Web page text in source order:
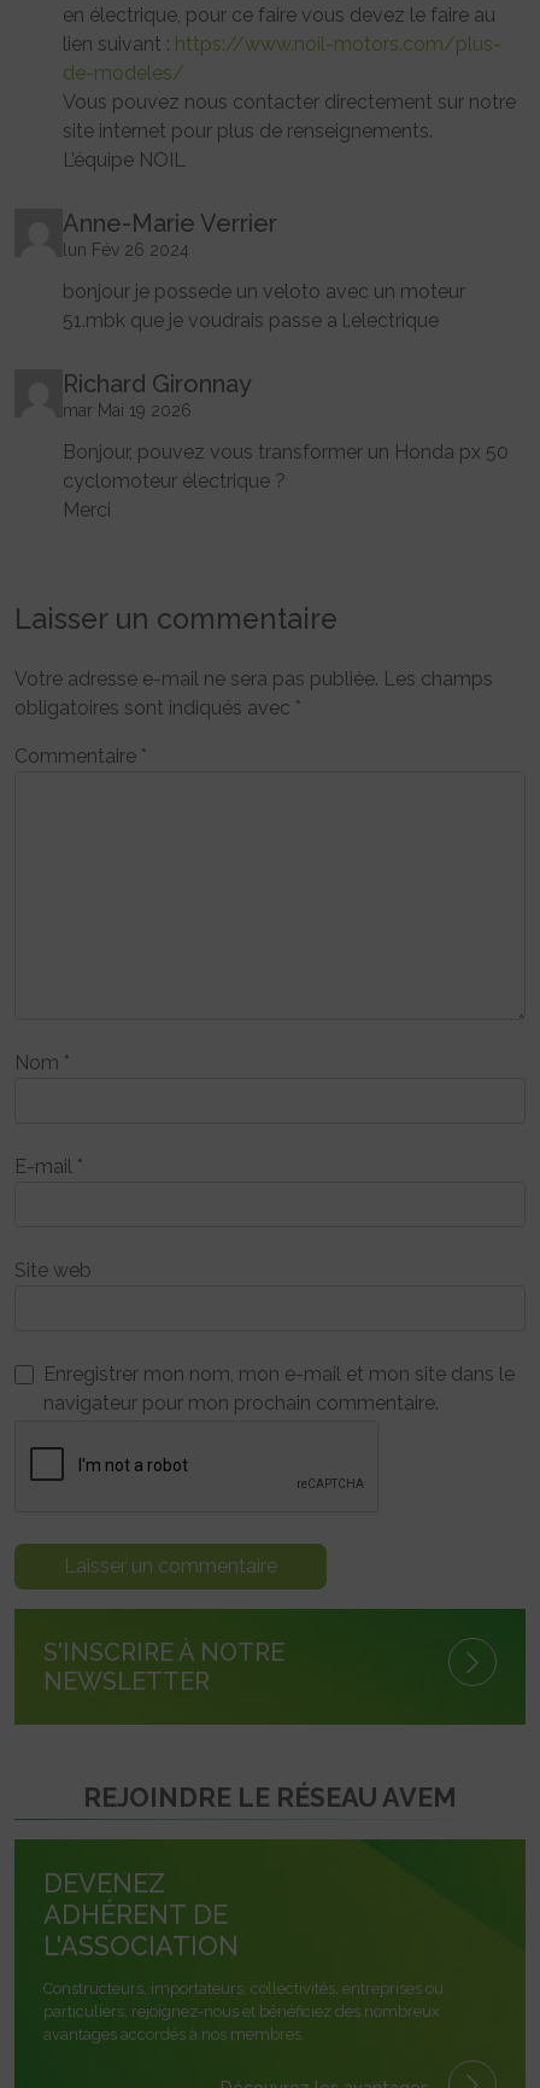
en électrique, pour ce faire vous devez le faire au
lien suivant : https://www.noil-motors.com/plus-
de-modeles/
Vous pouvez nous contacter directement sur notre
site internet pour plus de renseignements.
L’équipe NOIL
Anne-Marie Verrier
lun Fév 26 2024
bonjour je possede un veloto avec un moteur
51.mbk que je voudrais passe a l.electrique
Richard Gironnay
mar Mai 19 2026
Bonjour, pouvez vous transformer un Honda px 50
cyclomoteur électrique ?
Merci
Laisser un commentaire
Votre adresse e-mail ne sera pas publiée. Les champs
obligatoires sont indiqués avec *
Commentaire *
Nom *
E-mail *
Site web
Enregistrer mon nom, mon e-mail et mon site dans le
navigateur pour mon prochain commentaire.
S'INSCRIRE À NOTRE
NEWSLETTER
REJOINDRE LE RÉSEAU AVEM
DEVENEZ
ADHÉRENT DE
L'ASSOCIATION
Constructeurs, importateurs, collectivités, entreprises ou
particuliers, rejoignez-nous et bénéficiez des nombreux
avantages accordés à nos membres.